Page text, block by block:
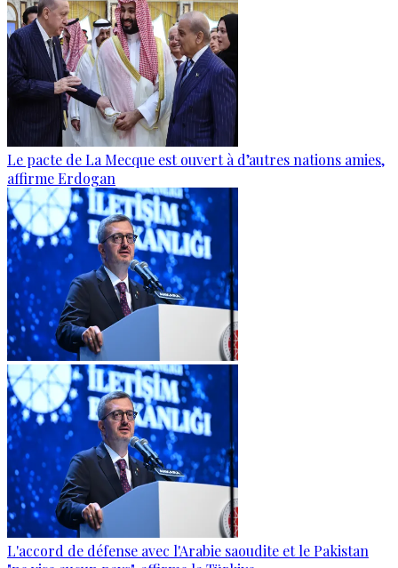
Le pacte de La Mecque est ouvert à d’autres nations amies,
affirme Erdogan
L'accord de défense avec l'Arabie saoudite et le Pakistan